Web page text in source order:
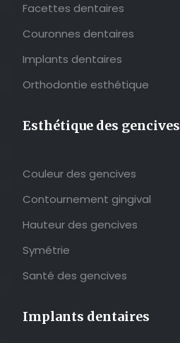
Facettes dentaires
Couronnes dentaires
Implants dentaires
Orthodontie esthétique
Esthétique des gencives
Couleur des gencives
Contournement gingival
Hauteur des gencives
Symétrie
Santé des gencives
Implants dentaires